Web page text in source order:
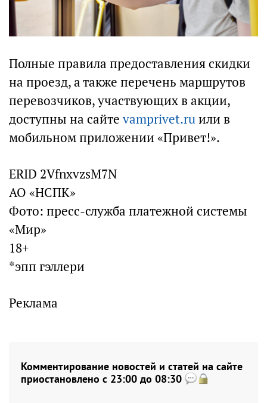
Полные правила предоставления скидки
на проезд, а также перечень маршрутов
перевозчиков, участвующих в акции,
доступны на сайтеvamprivet.ruили в
мобильном приложении «Привет!».
ERID 2VfnxvzsM7N
АО «НСПК»
Фото: пресс-служба платежной системы
«Мир»
18+
*эпп гэллери
Реклама
Комментирование новостей и статей на сайте
приостановлено с 23:00 до 08:30